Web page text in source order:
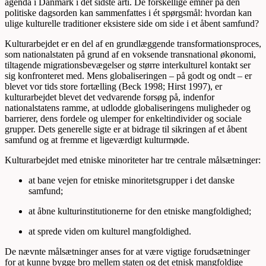
agenda i Danmark i det sidste årti. De forskellige emner på den
politiske dagsorden kan sammenfattes i ét spørgsmål: hvordan kan
ulige kulturelle traditioner eksistere side om side i et åbent samfund?
Kulturarbejdet er en del af en grundlæggende transformationsproces,
som nationalstaten på grund af en voksende transnational økonomi,
tiltagende migrationsbevægelser og større interkulturel kontakt ser
sig konfronteret med. Mens globaliseringen – på godt og ondt – er
blevet vor tids store fortælling (Beck 1998; Hirst 1997), er
kulturarbejdet blevet det vedvarende forsøg på, indenfor
nationalstatens ramme, at udlodde globaliseringens muligheder og
barrierer, dens fordele og ulemper for enkeltindivider og sociale
grupper. Dets generelle sigte er at bidrage til sikringen af et åbent
samfund og at fremme et ligeværdigt kulturmøde.
Kulturarbejdet med etniske minoriteter har tre centrale målsætninger:
at bane vejen for etniske minoritetsgrupper i det danske
samfund;
at åbne kulturinstitutionerne for den etniske mangfoldighed;
at sprede viden om kulturel mangfoldighed.
De nævnte målsætninger anses for at være vigtige forudsætninger
for at kunne bygge bro mellem staten og det etnisk mangfoldige